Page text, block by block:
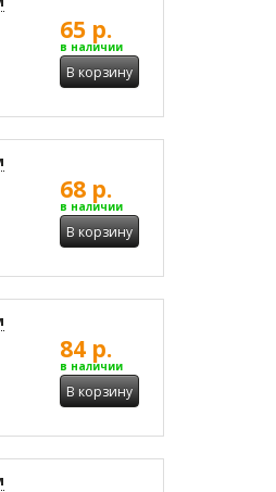
65 р.
в наличии
В корзину
68 р.
в наличии
В корзину
84 р.
в наличии
В корзину